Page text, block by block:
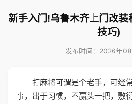
新手入门!乌鲁木齐上门改
技巧)
发布时间：2026年
打麻将可谓是个老手，可经
事，出于习惯，不赢头一把，敷